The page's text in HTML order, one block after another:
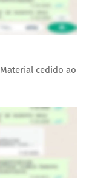
Material cedido ao